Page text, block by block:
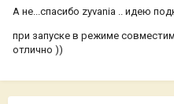
А не...спасибо zyvania .. идею
при запуске в режиме
отлично ))